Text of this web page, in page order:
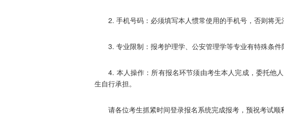
2. 手机号码：必须填写本人惯常使用的手机号，否则将无
3. 专业限制：报考护理学、公安管理学等专业有特殊条件
4. 本人操作：所有报名环节须由考生本人完成，委托他
生自行承担。
请各位考生抓紧时间登录报名系统完成报考，预祝考试顺